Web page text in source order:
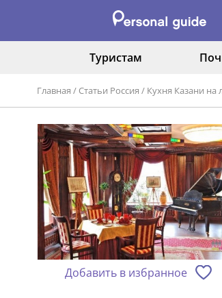
Туристам
Главная / Статьи Россия / Кухня Казани на
Добавить в избранное